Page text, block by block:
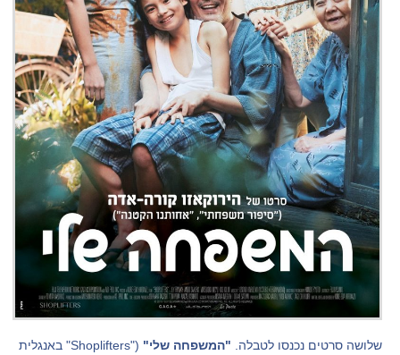
שלושה סרטים נכנסו לטבלה. "המשפחה שלי"
("Shoplifters" באנגלית